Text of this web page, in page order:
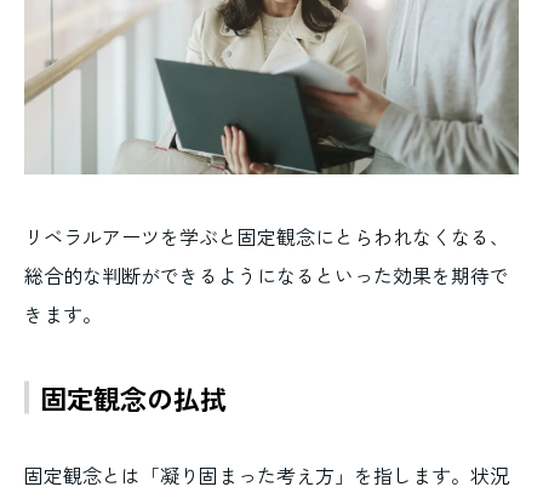
リベラルアーツを学ぶと固定観念にとらわれなくなる、
総合的な判断ができるようになるといった効果を期待で
きます。
固定観念の払拭
固定観念とは「凝り固まった考え方」を指します。状況